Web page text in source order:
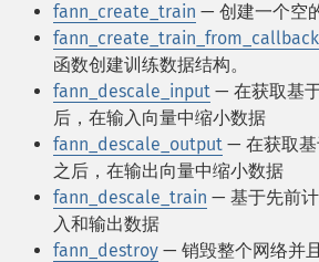
fann_create_train — 创建一个空
fann_create_train_from_callback
函数创建训练数据结构。
fann_descale_input — 在获取基
后，在输入向量中缩小数据
fann_descale_output — 在获取
之后，在输出向量中缩小数据
fann_descale_train — 基于先前
入和输出数据
fann_destroy — 销毁整个网络并